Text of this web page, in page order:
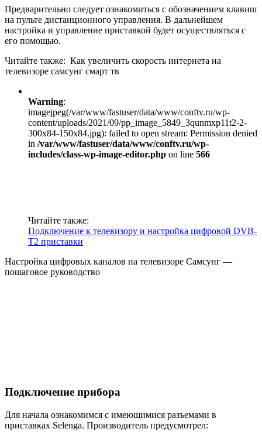
Предварительно следует ознакомиться с обозначением клавиш
на пульте дистанционного управления. В дальнейшем
настройка и управление приставкой будет осуществляться с
его помощью.
Читайте также: Как увеличить скорость интернета на
телевизоре самсунг смарт тв
Warning:
imagejpeg(/var/www/fastuser/data/www/conftv.ru/wp-
content/uploads/2021/09/pp_image_5849_3qunmxp11t2-2-
300x84-150x84.jpg): failed to open stream: Permission denied
in /var/www/fastuser/data/www/conftv.ru/wp-
includes/class-wp-image-editor.php on line 566
Читайте также:
Подключение к телевизору и настройка цифровой DVB-
T2 приставки
Настройка цифровых каналов на телевизоре Самсунг —
пошаговое руководство
Подключение прибора
Для начала ознакомимся с имеющимися разъемами в
приставках Selenga. Производитель предусмотрел: